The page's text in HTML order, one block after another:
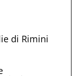
di Rimini